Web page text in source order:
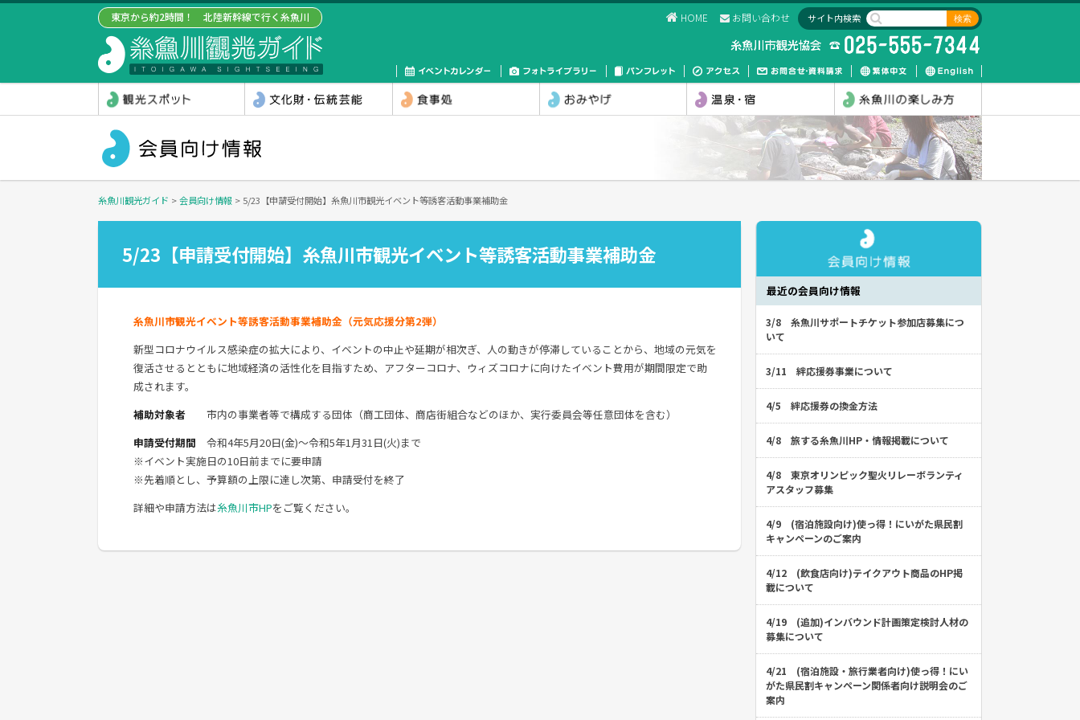
東京から約2時間！ 北陸新幹線で行く糸魚川 サイト内検索
HOME お問い合わせ
糸魚川観光ガイド >会員向け情報 > 5/23【申請受付開始】糸魚川市観光イベント等誘客活動事業補助金
5/23【申請受付開始】糸魚川市観光イベント等誘客活動事業補助金
糸魚川市観光イベント等誘客活動事業補助金（元気応援分第2弾）
新型コロナウイルス感染症の拡大により、イベントの中止や延期が相次ぎ、人の動きが停滞していることから、地域の元気を
復活させるとともに地域経済の活性化を目指すため、アフターコロナ、ウィズコロナに向けたイベント費用が期間限定で助
成されます。
補助対象者 市内の事業者等で構成する団体（商工団体、商店街組合などのほか、実行委員会等任意団体を含む）
申請受付期間 令和4年5月20日(金)～令和5年1月31日(火)まで
※イベント実施日の10日前までに要申請
※先着順とし、予算額の上限に達し次第、申請受付を終了
詳細や申請方法は糸魚川市HPをご覧ください。
最近の会員向け情報
3/8 糸魚川サポートチケット参加店募集につ
いて
3/11 絆応援券事業について
4/5 絆応援券の換金方法
4/8 旅する糸魚川HP・情報掲載について
4/8 東京オリンピック聖火リレーボランティ
アスタッフ募集
4/9 (宿泊施設向け)使っ得！にいがた県民割
キャンペーンのご案内
4/12 (飲食店向け)テイクアウト商品のHP掲
載について
4/19 (追加)インバウンド計画策定検討人材の
募集について
4/21 (宿泊施設・旅行業者向け)使っ得！にい
がた県民割キャンペーン関係者向け説明会のご
案内